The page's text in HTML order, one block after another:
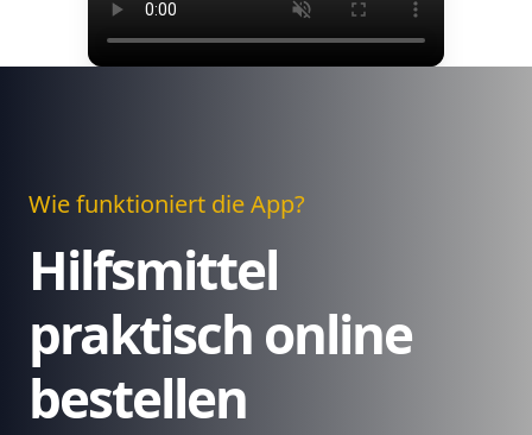
Wie funktioniert die App?
Hilfsmittel
praktisch online
bestellen